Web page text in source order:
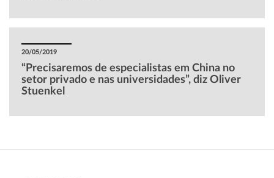
20/05/2019
“Precisaremos de especialistas em China no
setor privado e nas universidades”, diz Oliver
Stuenkel